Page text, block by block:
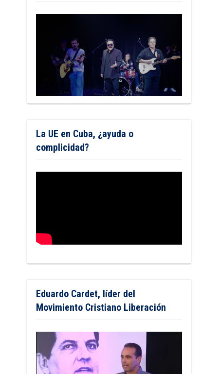
La UE en Cuba, ¿ayuda o
complicidad?
Eduardo Cardet, líder del
Movimiento Cristiano Liberación